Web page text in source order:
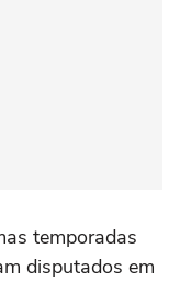
temporadas
disputados em